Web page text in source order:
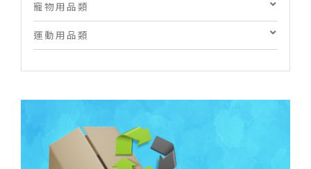
寵物用品類
運動用品類